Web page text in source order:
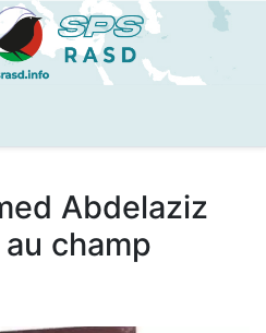
Aller
au
contenu
Abdelaziz
champ